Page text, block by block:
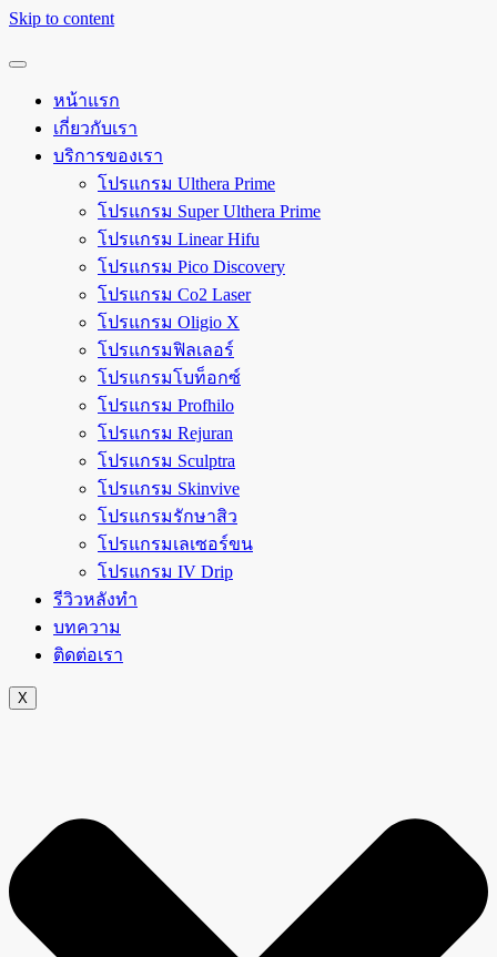
Skip to content
หน้าแรก
เกี่ยวกับเรา
บริการของเรา
โปรแกรม Ulthera Prime
โปรแกรม Super Ulthera Prime
โปรแกรม Linear Hifu
โปรแกรม Pico Discovery
โปรแกรม Co2 Laser
โปรแกรม Oligio X
โปรแกรมฟิลเลอร์
โปรแกรมโบท็อกซ์
โปรแกรม Profhilo
โปรแกรม Rejuran
โปรแกรม Sculptra
โปรแกรม Skinvive
โปรแกรมรักษาสิว
โปรแกรมเลเซอร์ขน
โปรแกรม IV Drip
รีวิวหลังทำ
บทความ
ติดต่อเรา
X